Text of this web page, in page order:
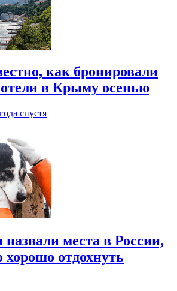
как бронировали
отели в Крыму осенью
спустя
места в России,
хорошо отдохнуть